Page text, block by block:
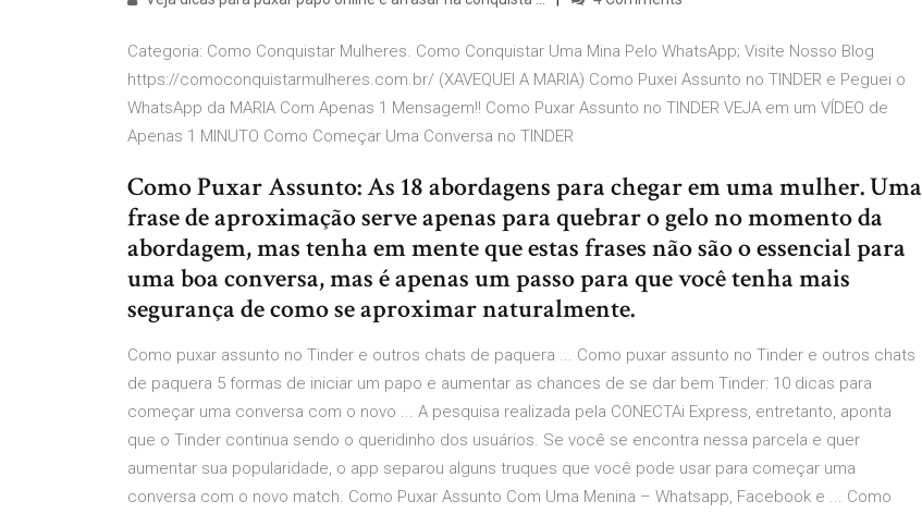
Categoria: Como Conquistar Mulheres. Como Conquistar Uma Mina Pelo WhatsApp; Visite Nosso Blog
https://comoconquistarmulheres.com.br/ (XAVEQUEI A MARIA) Como Puxei Assunto no TINDER e Peguei o
WhatsApp da MARIA Com Apenas 1 Mensagem!! Como Puxar Assunto no TINDER VEJA em um VÍDEO de
Apenas 1 MINUTO Como Começar Uma Conversa no TINDER
Como Puxar Assunto: As 18 abordagens para chegar em uma mulher. Uma
frase de aproximação serve apenas para quebrar o gelo no momento da
abordagem, mas tenha em mente que estas frases não são o essencial para
uma boa conversa, mas é apenas um passo para que você tenha mais
segurança de como se aproximar naturalmente.
Como puxar assunto no Tinder e outros chats de paquera ... Como puxar assunto no Tinder e outros chats
de paquera 5 formas de iniciar um papo e aumentar as chances de se dar bem Tinder: 10 dicas para
começar uma conversa com o novo ... A pesquisa realizada pela CONECTAi Express, entretanto, aponta
que o Tinder continua sendo o queridinho dos usuários. Se você se encontra nessa parcela e quer
aumentar sua popularidade, o app separou alguns truques que você pode usar para começar uma
conversa com o novo match. Como Puxar Assunto Com Uma Menina – Whatsapp, Facebook e ... Como